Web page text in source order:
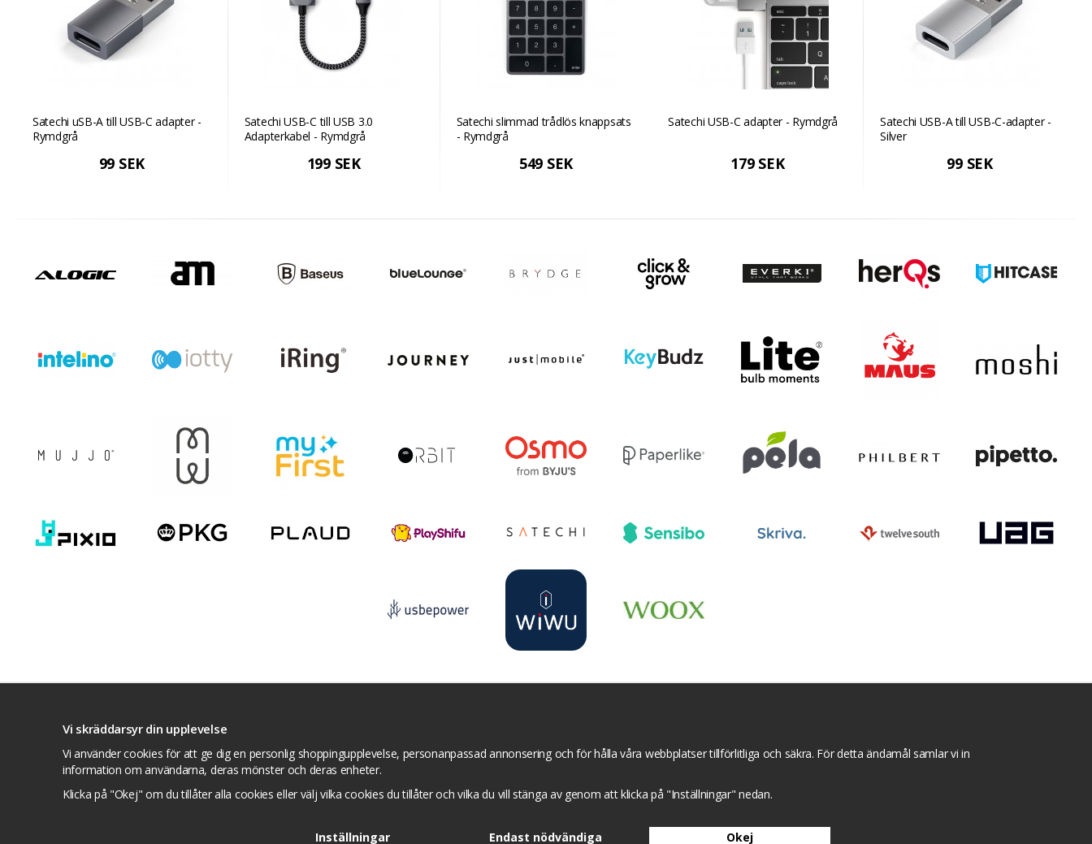
Satechi uSB-A till USB-C adapter -
Rymdgrå
99 SEK
Satechi USB-C till USB 3.0
Adapterkabel - Rymdgrå
199 SEK
Satechi slimmad trådlös knappsats
- Rymdgrå
549 SEK
Satechi USB-C adapter - Rymdgrå
179 SEK
Satechi USB-A till USB-C-adapter -
Silver
99 SEK
Villkor Kontakta oss
Om cookies
Cookie inställningar
Vi skräddarsyr din upplevelse
Vi använder cookies för att ge dig en personlig shoppingupplevelse, personanpassad annonsering och för hålla våra webbplatser tillförlitliga och säkra. För detta ändamål samlar vi in
information om användarna, deras mönster och deras enheter.
Klicka på "Okej" om du tillåter alla cookies eller välj vilka cookies du tillåter och vilka du vill stänga av genom att klicka på "Inställningar" nedan.
Inställningar Endast nödvändiga Okej